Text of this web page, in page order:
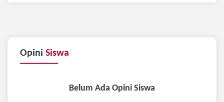
Opini Siswa
Belum Ada Opini Siswa